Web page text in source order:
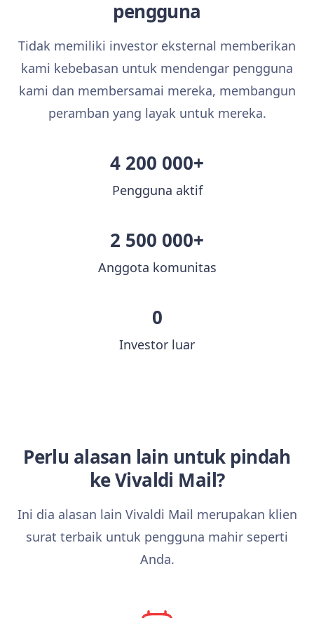
pengguna
Tidak memiliki investor eksternal memberikan
kami kebebasan untuk mendengar pengguna
kami dan membersamai mereka, membangun
peramban yang layak untuk mereka.
4 200 000+
Pengguna aktif
2 500 000+
Anggota komunitas
0
Investor luar
Perlu alasan lain untuk pindah
ke Vivaldi Mail?
Ini dia alasan lain Vivaldi Mail merupakan klien
surat terbaik untuk pengguna mahir seperti
Anda.